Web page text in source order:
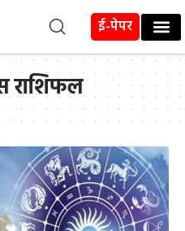
ई-पेपर
राशिफल